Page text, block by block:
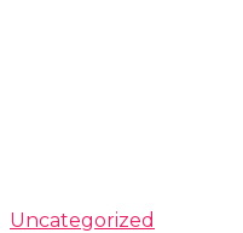
Uncategorized